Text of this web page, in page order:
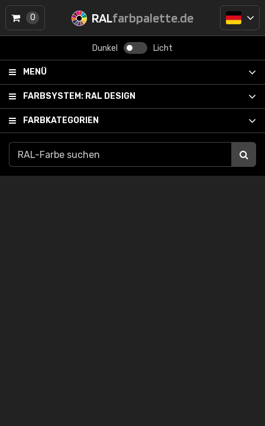
RALfarbpalette.de
Dunkel Licht
MENÜ
FARBSYSTEM: RAL DESIGN
FARBKATEGORIEN
0